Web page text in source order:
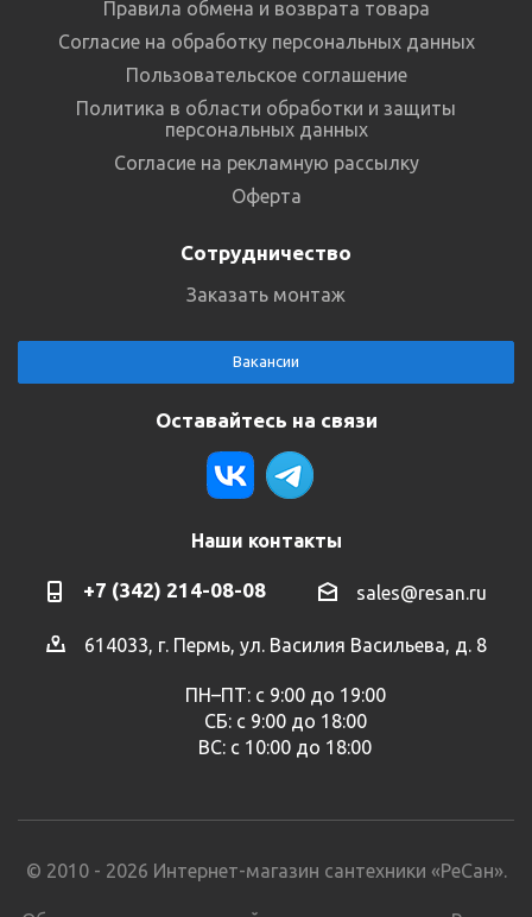
Правила обмена и возврата товара
Согласие на обработку персональных данных
Пользовательское соглашение
Политика в области обработки и защиты
персональных данных
Согласие на рекламную рассылку
Оферта
Сотрудничество
Заказать монтаж
Вакансии
Оставайтесь на связи
Наши контакты
+7 (342) 214-08-08 sales@resan.ru
614033, г. Пермь, ул. Василия Васильева, д. 8
ПН–ПТ: с 9:00 до 19:00
СБ: с 9:00 до 18:00
ВС: с 10:00 до 18:00
© 2010 - 2026 Интернет-магазин сантехники «РеСан».